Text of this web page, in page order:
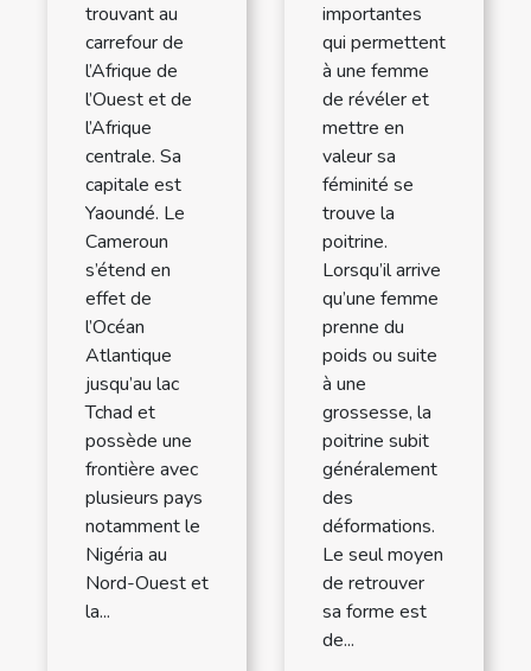
trouvant au
carrefour de
l’Afrique de
l’Ouest et de
l’Afrique
centrale. Sa
capitale est
Yaoundé. Le
Cameroun
s’étend en
effet de
l’Océan
Atlantique
jusqu’au lac
Tchad et
possède une
frontière avec
plusieurs pays
notamment le
Nigéria au
Nord-Ouest et
la...
importantes
qui permettent
à une femme
de révéler et
mettre en
valeur sa
féminité se
trouve la
poitrine.
Lorsqu’il arrive
qu’une femme
prenne du
poids ou suite
à une
grossesse, la
poitrine subit
généralement
des
déformations.
Le seul moyen
de retrouver
sa forme est
de...